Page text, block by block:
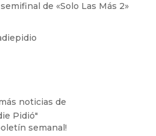
de «Solo Las Más 2»
noticias de
Pidió"
semanal!